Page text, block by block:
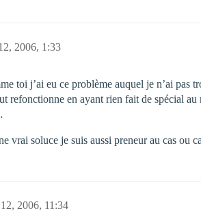
2006, 1:33
toi j’ai eu ce problème auquel je n’ai pas
refonctionne en ayant rien fait de spécial
vrai soluce je suis aussi preneur au cas ou
2006, 11:34